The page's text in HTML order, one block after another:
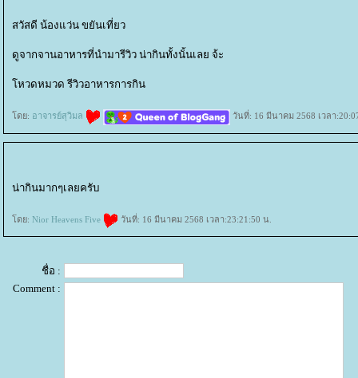
สวัสดี น้องแว่น ขยันเที่ยว
ดูจากจานอาหารที่นำมารีวิว น่ากินทั้งนั้นเลย จ้ะ
หวดหมวด รีวิวอาหารการกิน
ดย: อาจารย์สุวิมล วันที่: 16 มีนาคม 2568 เวลา
น่ากินมากๆเลยครับ
ดย: Nior Heavens Five วันที่: 16 มีนาคม 2568 เวลา:23:21:50 น.
ชื่อ :
Comment :